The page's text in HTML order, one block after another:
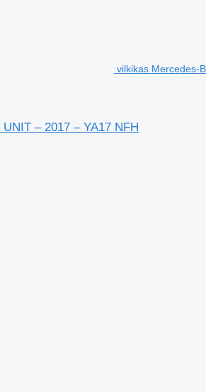
vilkikas Mercedes-
– 2017 – YA17 NFH